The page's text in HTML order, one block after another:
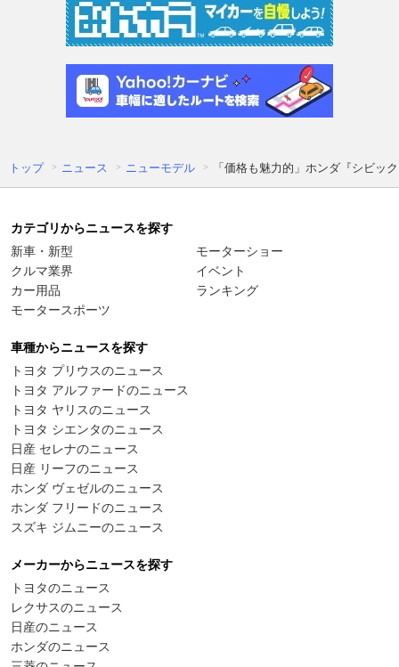
トップ ニュース ニューモデル 「価格も魅力的」ホンダ『シビッ
カテゴリからニュースを探す
新車・新型
クルマ業界
カー用品
モータースポーツ
モーターショー
イベント
ランキング
車種からニュースを探す
トヨタ プリウスのニュース
トヨタ アルファードのニュース
トヨタ ヤリスのニュース
トヨタ シエンタのニュース
日産 セレナのニュース
日産 リーフのニュース
ホンダ ヴェゼルのニュース
ホンダ フリードのニュース
スズキ ジムニーのニュース
メーカーからニュースを探す
トヨタのニュース
レクサスのニュース
日産のニュース
ホンダのニュース